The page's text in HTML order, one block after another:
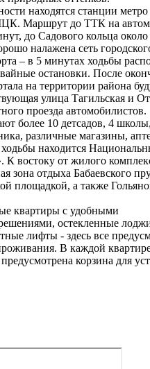
находятся станции метро
Маршрут до ТТК на
до Садового кольца около
налажена сеть
– в 5 минутах ходьбы
остановки. После
на территории района
улица Тагильская и
проезда автомобилистов.
более 10 детсадов, 4
различные магазины,
находится
К востоку от жилого
зона отдыха Бабаевского
площадкой, а также
квартиры с удобными
остекленные
лифты - здесь все
В каждой
корзина для